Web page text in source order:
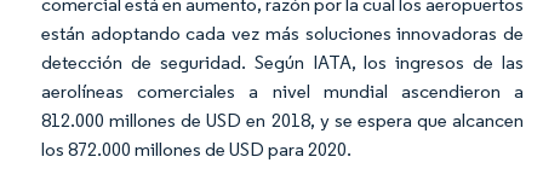
están adoptando cada vez más soluciones innovadoras de
detección de seguridad. Según IATA, los ingresos de las
aerolíneas comerciales a nivel mundial ascendieron a
812.000 millones de USD en 2018, y se espera que alcancen
los 872.000 millones de USD para 2020.